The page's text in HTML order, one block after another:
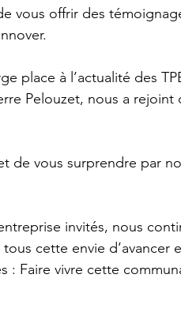
vous offrir des
place à l’actualité des
Pelouzet, nous a rejoint
de vous surprendre par
invités, nous
cette envie d’avancer
: Faire vivre cette